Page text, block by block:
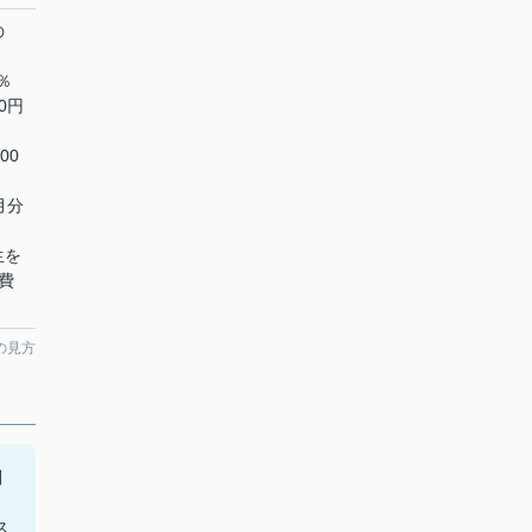
円
分
を
見方